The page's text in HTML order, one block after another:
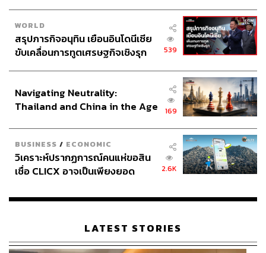
WORLD
สรุปภารกิจอนุทิน เยือนอินโดนีเซีย
ขับเคลื่อนการทูตเศรษฐกิจเชิงรุก
539
Navigating Neutrality:
Thailand and China in the Age
169
BUSINESS / ECONOMIC
วิเคราะห์ปรากฏการณ์คนแห่ขอสิน
เชื่อ CLICX อาจเป็นเพียงยอด
เรือนไทยที่ถูกซุกไว้
2.6K
LATEST STORIES